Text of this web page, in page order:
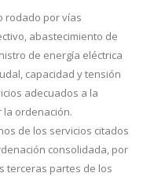
rodado por vías
abastecimiento de
de energía eléctrica
capacidad y tensión
adecuados a la
ordenación.
de los servicios citados
consolidada, por
terceras partes de los